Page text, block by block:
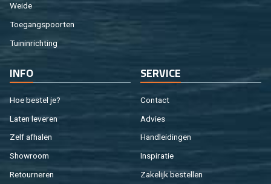
Weide
Toe­gangs­poor­ten
Tuin­in­rich­ting
INFO
Hoe be­stel je?
Laten le­ve­ren
Zelf af­ha­len
Show­room
Re­tour­ne­ren
SER­VI­CE
Con­tact
Ad­vies
Hand­lei­din­gen
In­spi­ra­tie
Za­ke­lijk be­stel­len